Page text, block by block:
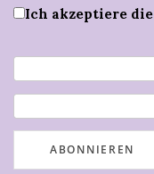
Ich akzeptiere die